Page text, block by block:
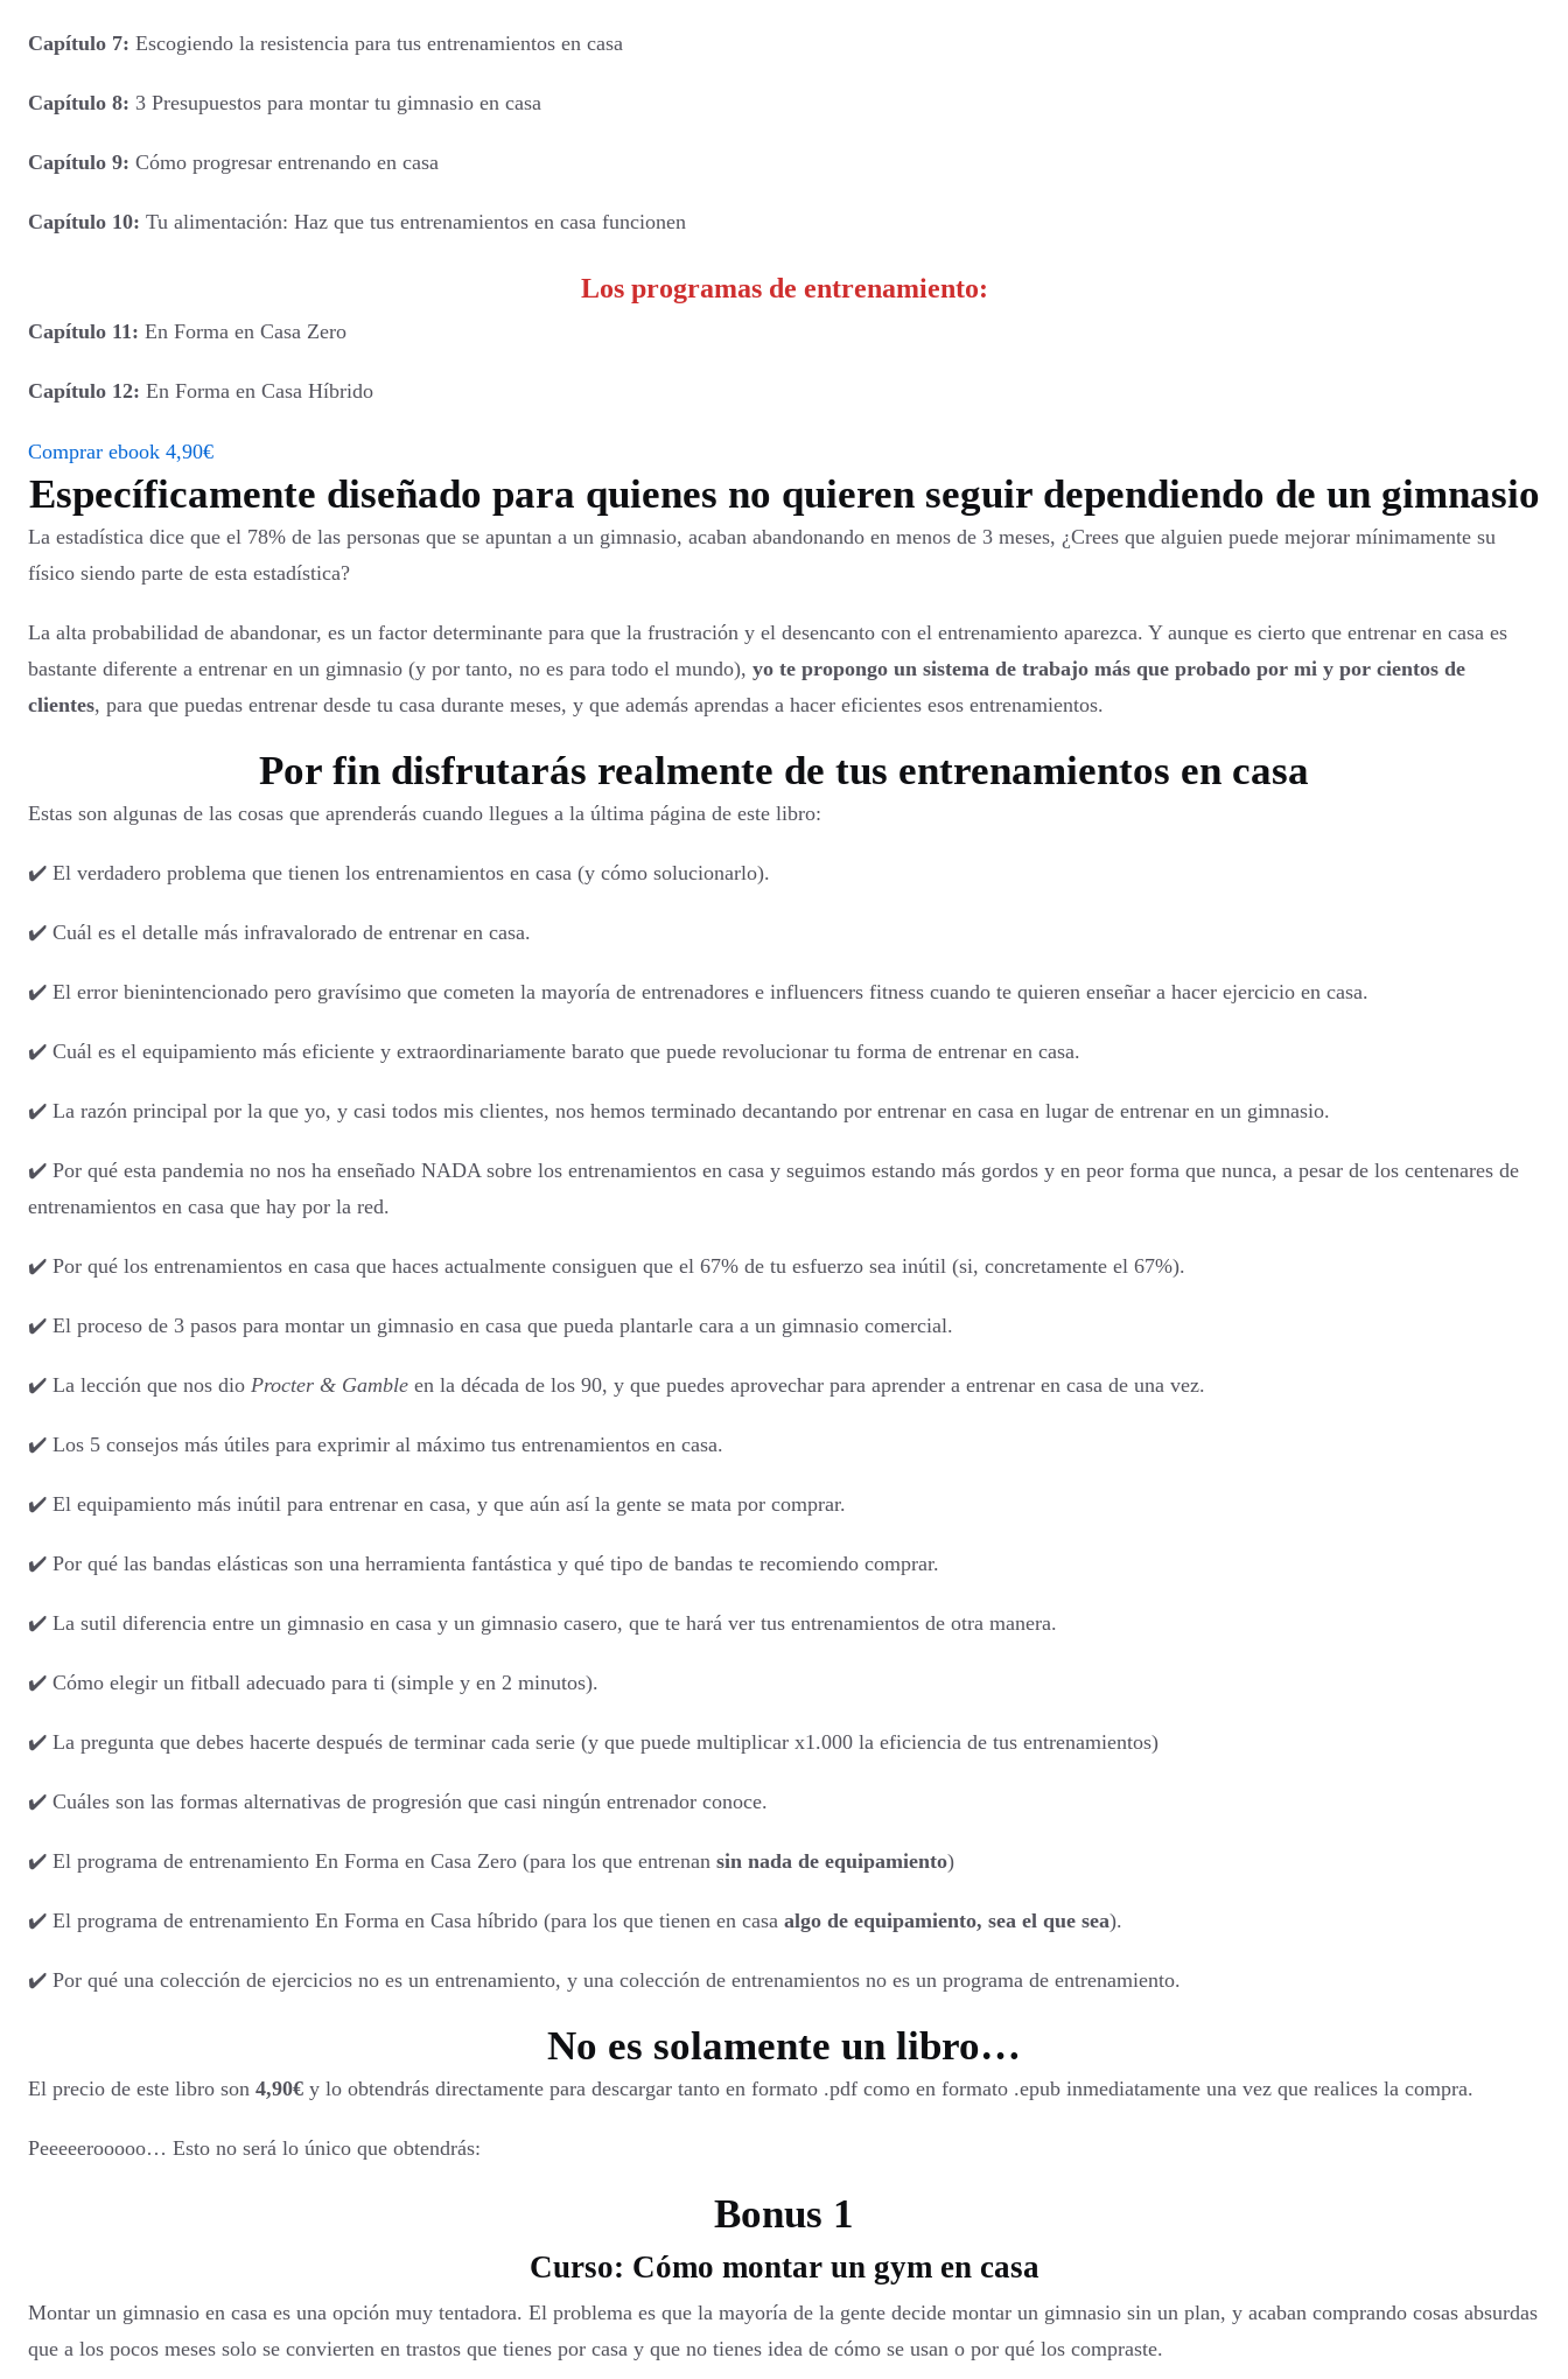
Capítulo 7: Escogiendo la resistencia para tus entrenamientos en casa
Capítulo 8: 3 Presupuestos para montar tu gimnasio en casa
Capítulo 9: Cómo progresar entrenando en casa
Capítulo 10: Tu alimentación: Haz que tus entrenamientos en casa funcionen
Los programas de entrenamiento:
Capítulo 11: En Forma en Casa Zero
Capítulo 12: En Forma en Casa Híbrido
Comprar ebook 4,90€
Específicamente diseñado para quienes no quieren seguir dependiendo de un gimnasio
La estadística dice que el 78% de las personas que se apuntan a un gimnasio, acaban abandonando en menos de 3 meses, ¿Crees que alguien puede mejorar mínimamente su
físico siendo parte de esta estadística?
La alta probabilidad de abandonar, es un factor determinante para que la frustración y el desencanto con el entrenamiento aparezca. Y aunque es cierto que entrenar en casa es
bastante diferente a entrenar en un gimnasio (y por tanto, no es para todo el mundo), yo te propongo un sistema de trabajo más que probado por mi y por cientos de
clientes, para que puedas entrenar desde tu casa durante meses, y que además aprendas a hacer eficientes esos entrenamientos.
Por fin disfrutarás realmente de tus entrenamientos en casa
Estas son algunas de las cosas que aprenderás cuando llegues a la última página de este libro:
✔️ El verdadero problema que tienen los entrenamientos en casa (y cómo solucionarlo).
✔️ Cuál es el detalle más infravalorado de entrenar en casa.
✔️ El error bienintencionado pero gravísimo que cometen la mayoría de entrenadores e influencers fitness cuando te quieren enseñar a hacer ejercicio en casa.
✔️ Cuál es el equipamiento más eficiente y extraordinariamente barato que puede revolucionar tu forma de entrenar en casa.
✔️ La razón principal por la que yo, y casi todos mis clientes, nos hemos terminado decantando por entrenar en casa en lugar de entrenar en un gimnasio.
✔️ Por qué esta pandemia no nos ha enseñado NADA sobre los entrenamientos en casa y seguimos estando más gordos y en peor forma que nunca, a pesar de los centenares de
entrenamientos en casa que hay por la red.
✔️ Por qué los entrenamientos en casa que haces actualmente consiguen que el 67% de tu esfuerzo sea inútil (si, concretamente el 67%).
✔️ El proceso de 3 pasos para montar un gimnasio en casa que pueda plantarle cara a un gimnasio comercial.
✔️ La lección que nos dio Procter & Gamble en la década de los 90, y que puedes aprovechar para aprender a entrenar en casa de una vez.
✔️ Los 5 consejos más útiles para exprimir al máximo tus entrenamientos en casa.
✔️ El equipamiento más inútil para entrenar en casa, y que aún así la gente se mata por comprar.
✔️ Por qué las bandas elásticas son una herramienta fantástica y qué tipo de bandas te recomiendo comprar.
✔️ La sutil diferencia entre un gimnasio en casa y un gimnasio casero, que te hará ver tus entrenamientos de otra manera.
✔️ Cómo elegir un fitball adecuado para ti (simple y en 2 minutos).
✔️ La pregunta que debes hacerte después de terminar cada serie (y que puede multiplicar x1.000 la eficiencia de tus entrenamientos)
✔️ Cuáles son las formas alternativas de progresión que casi ningún entrenador conoce.
✔️ El programa de entrenamiento En Forma en Casa Zero (para los que entrenan sin nada de equipamiento)
✔️ El programa de entrenamiento En Forma en Casa híbrido (para los que tienen en casa algo de equipamiento, sea el que sea).
✔️ Por qué una colección de ejercicios no es un entrenamiento, y una colección de entrenamientos no es un programa de entrenamiento.
No es solamente un libro…
El precio de este libro son 4,90€ y lo obtendrás directamente para descargar tanto en formato .pdf como en formato .epub inmediatamente una vez que realices la compra.
Peeeeerooooo… Esto no será lo único que obtendrás:
Bonus 1
Curso: Cómo montar un gym en casa
Montar un gimnasio en casa es una opción muy tentadora. El problema es que la mayoría de la gente decide montar un gimnasio sin un plan, y acaban comprando cosas absurdas
que a los pocos meses solo se convierten en trastos que tienes por casa y que no tienes idea de cómo se usan o por qué los compraste.